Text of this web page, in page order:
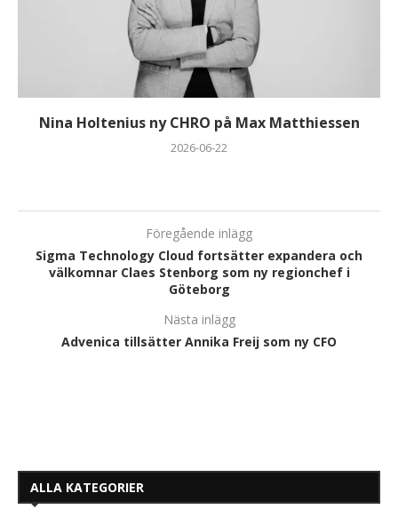
Nina Holtenius ny CHRO på Max Matthiessen
2026-06-22
Föregående inlägg
Sigma Technology Cloud fortsätter expandera och
välkomnar Claes Stenborg som ny regionchef i
Göteborg
Nästa inlägg
Advenica tillsätter Annika Freij som ny CFO
ALLA KATEGORIER